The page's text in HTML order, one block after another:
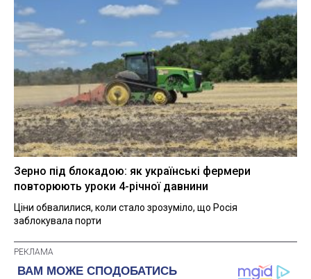
Зерно під блокадою: як українські фермери
повторюють уроки 4-річної давнини
Ціни обвалилися, коли стало зрозуміло, що Росія
заблокувала порти